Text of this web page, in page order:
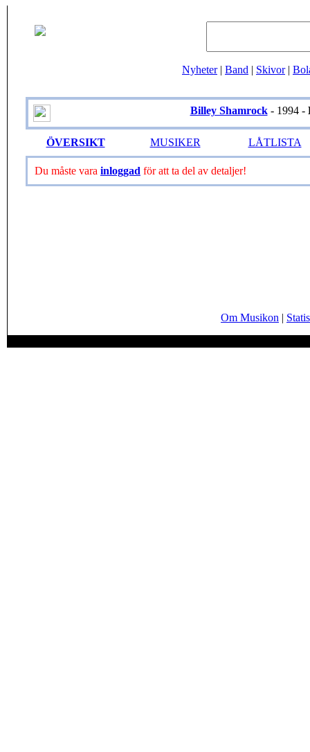
Nyheter| Band | Skivor|
Billey Shamrock- 1994 -
ÖVERSIKT MUSIKER LÅTLISTA
Du måste vara inloggad för att ta del av detaljer!
Om Musikon |